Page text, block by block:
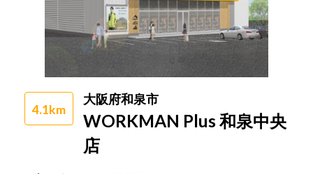
4.1km
大阪府和泉市
WORKMAN Plus 和泉中央
店